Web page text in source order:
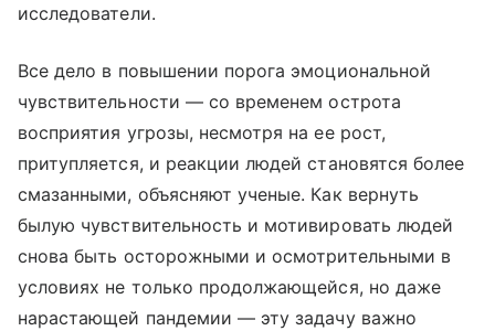
исследователи.
Все дело в повышении порога эмоциональной
чувствительности — со временем острота
восприятия угрозы, несмотря на ее рост,
притупляется, и реакции людей становятся более
смазанными, объясняют ученые. Как вернуть
былую чувствительность и мотивировать людей
снова быть осторожными и осмотрительными в
условиях не только продолжающейся, но даже
нарастающей пандемии — эту задачу важно